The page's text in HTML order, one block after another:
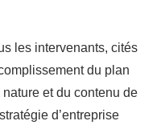
les intervenants, cités
du plan
et du contenu de
d’entreprise